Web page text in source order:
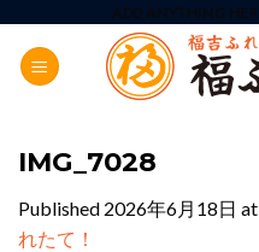
content
ADD ANYTHING
IMG_7028
Published 2026年6月18日 at
れたて！